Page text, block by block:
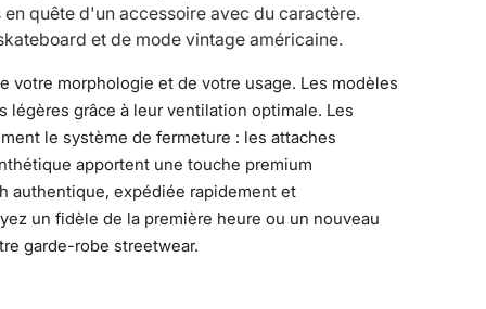
quête d'un accessoire avec du caractère.
et de mode vintage américaine.
votre morphologie et de votre usage. Les modèles
grâce à leur ventilation optimale. Les
le système de fermeture : les attaches
apportent une touche premium
authentique, expédiée rapidement et
un fidèle de la première heure ou un nouveau
garde-robe streetwear.